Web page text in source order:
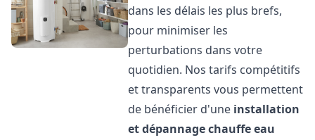
dans les délais les plus brefs,
pour minimiser les
perturbations dans votre
quotidien. Nos tarifs compétitifs
et transparents vous permettent
de bénéficier d'une installation
et dépannage chauffe eau